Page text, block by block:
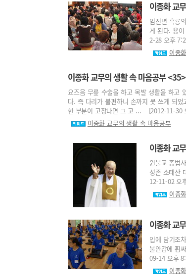
이종화 교
임진년 흑룡
게 된다. 용
2-28 오후
이종
이종화 교무의 생활 속 마음공부
요즈음 무릎 수술을 하고 목발 생활을 하고
다. 즉 다리가 불편하니 손까지 못 쓰게 되
한 부분이 고장나면 그 고 ... [2012-11-30
이종화 교무의 생활 속 마음공부
이종화 교
원불교 종법
성존 소태산
12-11-02 오
이종
이종화 교
입에 담기조
불안감에 휩
09-14 오후
이종